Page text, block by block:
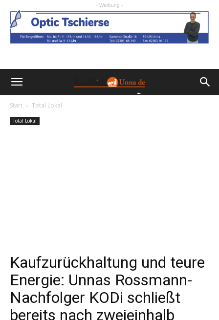
- Werbung -
Start Total Lokal
Total Lokal
Kaufzurückhaltung und teure
Energie: Unnas Rossmann-
Nachfolger KODi schließt
bereits nach zweieinhalb